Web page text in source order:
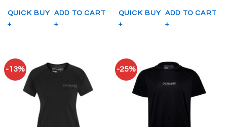
QUICK BUY
+
ADD TO CART
+
QUICK BUY
+
ADD TO CART
+
-13% -25%